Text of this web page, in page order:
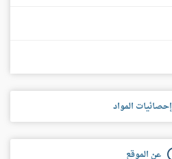
إحصائيات المواد
عن الموقع